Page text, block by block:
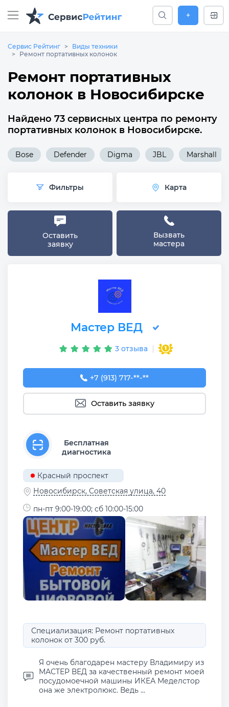
+
Сервис Рейтинг
Виды техники
Ремонт портативных колонок
Ремонт портативных
колонок в Новосибирске
Найдено 73 сервисных центра по ремонту
портативных колонок в Новосибирске.
Bose Defender Digma JBL Marshall
Фильтры Карта
Оставить
заявку
Вызвать
мастера
Мастер ВЕД
3 отзыва
+7 (913) 717-02-96
+7 (913) 717-**-**
Оставить заявку
Бесплатная
диагностика
Красный проспект
Новосибирск, Советская улица, 40
пн-пт 9:00-19:00; сб 10:00-15:00
Специализация: Ремонт портативных
колонок от 300 руб.
Я очень благодарен мастеру Владимиру из
МАСТЕР ВЕД за качественный ремонт моей
посудомоечной машины ИКЕА Меделстор
она же электролюкс. Ведь ...